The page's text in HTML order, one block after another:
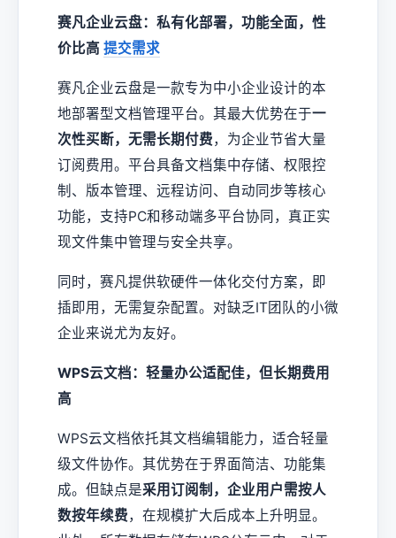
赛凡企业云盘：私有化部署，功能全面，性
价比高 提交需求
赛凡企业云盘是一款专为中小企业设计的本
地部署型文档管理平台。其最大优势在于一
次性买断，无需长期付费，为企业节省大量
订阅费用。平台具备文档集中存储、权限控
制、版本管理、远程访问、自动同步等核心
功能，支持PC和移动端多平台协同，真正实
现文件集中管理与安全共享。
同时，赛凡提供软硬件一体化交付方案，即
插即用，无需复杂配置。对缺乏IT团队的小微
企业来说尤为友好。
WPS云文档：轻量办公适配佳，但长期费用
高
WPS云文档依托其文档编辑能力，适合轻量
级文件协作。其优势在于界面简洁、功能集
成。但缺点是采用订阅制，企业用户需按人
数按年续费，在规模扩大后成本上升明显。